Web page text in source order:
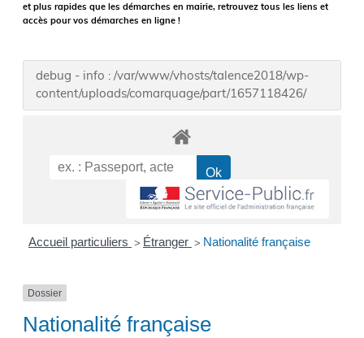
et plus rapides que les démarches en mairie, retrouvez tous les liens et
accès pour vos démarches en ligne !
debug - info : /var/www/vhosts/talence2018/wp-
content/uploads/comarquage/part/1657118426/
Accueil particuliers > Étranger > Nationalité française
Dossier
Nationalité française